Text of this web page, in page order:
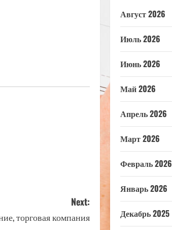
Next:
торговая компания
Август 2026
Июль 2026
Июнь 2026
Май 2026
Апрель 2026
Март 2026
Февраль 2026
Январь 2026
Декабрь 2025